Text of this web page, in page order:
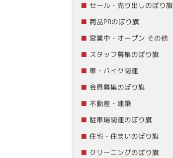
セール・売り出しのぼり旗
商品PRのぼり旗
営業中・オープン その他
スタッフ募集のぼり旗
車・バイク関連
会員募集のぼり旗
不動産・建築
駐車場関連のぼり旗
住宅・住まいのぼり旗
クリーニングのぼり旗